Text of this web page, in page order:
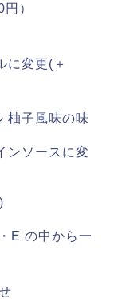
）
に変更(＋
柚子風味の味
ンソースに変
E の中から一